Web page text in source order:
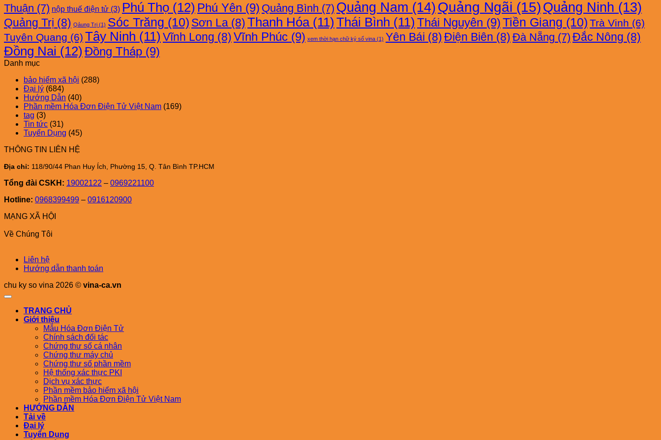
CA
Thuận (7) nộp thuế điện tử (3) Phú Thọ (12) Phú Yên (9) Quảng Bình (7) Quảng Nam (14)Quảng Ngãi (15) Quảng Ninh (13)
Quảng Trị (8) Qảung Trị (1) Sóc Trăng (10) Sơn La (8)Thanh Hóa(11) Thái Bình (11) Thái Nguyên (9)Tiền Giang (10) Trà Vinh (6)
Tuyên Quang (6) Tây Ninh (11) Vĩnh Long (8)Vĩnh Phúc (9) xem thời hạn chữ ký số vina (1) Yên Bái (8)Điện Biên (8) Đà Nẵng (7) Đắc Nông (8)
Đồng Nai (12) Đồng Tháp (9)
Danh mục
bảo hiểm xã hội (288)
Đại lý (684)
Hướng Dẫn (40)
Phần mềm Hóa Đơn Điện Tử Việt Nam (169)
tag (3)
Tin tức (31)
Tuyển Dụng (45)
THÔNG TIN LIÊN HỆ
Địa chỉ: 118/90/44 Phan Huy Ích, Phường 15, Q. Tân Bình TP.HCM
Tổng đài CSKH: 19002122 – 0969221100
Hotline: 0968399499 – 0916120900
MẠNG XÃ HỘI
Về Chúng Tôi
Liên hệ
Hướng dẫn thanh toán
chu ky so vina 2026 © vina-ca.vn
TRANG CHỦ
Giới thiệu
Mẫu Hóa Đơn Điện Tử
Chính sách đối tác
Chứng thư số cá nhân
Chứng thư máy chủ
Chứng thư số phần mềm
Hệ thống xác thực PKI
Dịch vụ xác thực
Phần mềm bảo hiểm xã hội
Phần mềm Hóa Đơn Điện Tử Việt Nam
HƯỚNG DẪN
Tải về
Đại lý
Tuyển Dụng